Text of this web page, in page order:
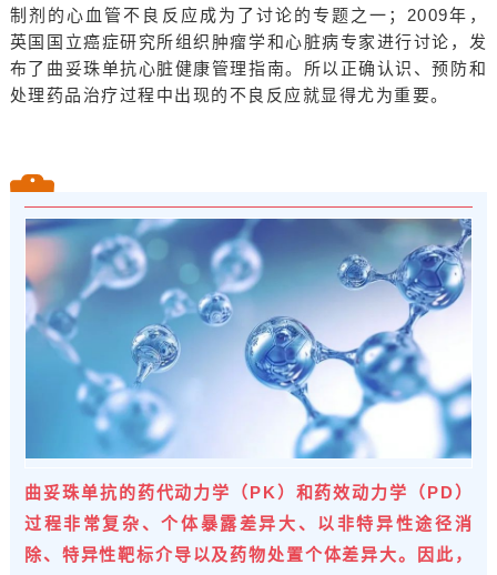
制剂的心血管不良反应成为了讨论的专题之一；2009年，
英国国立癌症研究所组织肿瘤学和心脏病专家进行讨论，发
布了曲妥珠单抗心脏健康管理指南。所以正确认识、预防和
处理药品治疗过程中出现的不良反应就显得尤为重要。
曲妥珠单抗的药代动力学（PK）和药效动力学（PD）
过程非常复杂、个体暴露差异大、以非特异性途径消
除、特异性靶标介导以及药物处置个体差异大。因此，